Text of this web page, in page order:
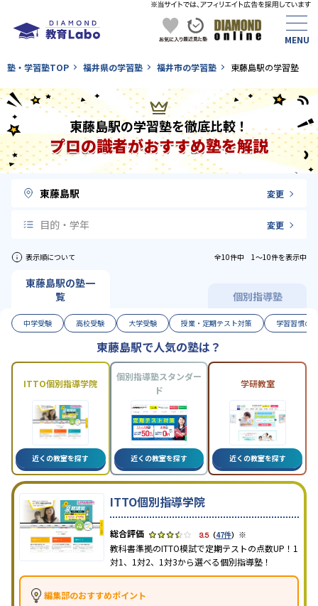
塾・学習塾TOP 福井県の学習塾 福井市の学習塾 東藤島駅の学習塾
東藤島駅の学習塾を徹底比較！
プロの識者がおすすめ塾を解説
東藤島駅 変更
目的・学年 変更
表示順について 全10件中 1〜10件を表示中
東藤島駅の塾一
覧
個別指導塾
中学受験 高校受験 大学受験 授業・定期テスト対策 学習習慣の
東藤島駅で人気の塾は？
ITTO個別指導学院
近くの教室を探す
個別指導塾スタンダー
ド
近くの教室を探す
学研教室
近くの教室を探す
ITTO個別指導学院
3.5（47件） ※
教科書準拠のITTO模試で定期テストの点数UP！1
対1、1対2、1対3から選べる個別指導塾！
編集部のおすすめポイント